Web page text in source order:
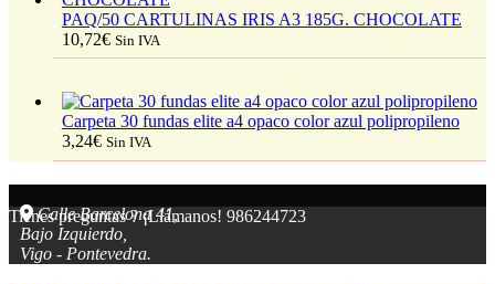
PAQ/50 CARTULINAS IRIS A3 185G. CHOCOLATE
10,72€ Sin IVA
Carpeta 30 fundas elite a4 opaco color azul polipropileno
3,24€ Sin IVA
Tienes preguntas ? ¡Llámanos! 986244723
Calle Barcelona 41,
Bajo Izquierdo,
Vigo - Pontevedra.